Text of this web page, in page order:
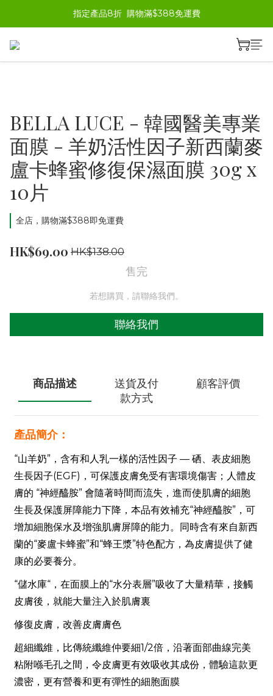
指定產品8折  購物滿$388免運費
BELLA LUCE - 韓國醫美專業
面膜 - 羊奶活性因子新西蘭麥
盧卡蜂蜜修復保濕面膜 30g x
10片
全店，購物滿$388即免運費
HK$69.00 HK$138.00
售完
若想購買，請聯絡我們。
聯絡我們
商品描述
送貨及付
款方式
顧客評價
產品簡介：
“山羊奶”， 含有和人乳一樣的活性因子 — 硒、表皮細胞
生長因子(EGF)，可保護皮膚免受有害環境傷害； 人體皮
膚的 “神經醯胺” 會隨著時間而流失，進而使肌膚的細胞
生長及保護屏障能力下降，本品有效補充“神經醯胺”，可
增加細胞保水及增強肌膚屏障的能力。同時含有來自新西
蘭的“麥盧卡蜂蜜”和“蜂王漿”特色配方，為皮膚提供了健
康的必要養分。
“儲水庫“，在面膜上的“水分表層”吸收了大量精華，接觸
皮膚後，就能大量注入於肌膚裏
修復皮膚，改善皮膚膚色
超細纖維，比傳統纖維仲要細1/2倍，沿著面部曲線完美
粘附喺毛孔之間，令皮膚更有效吸收其成份，體驗這款更
濃密，更有營養和更有彈性的細胞面膜